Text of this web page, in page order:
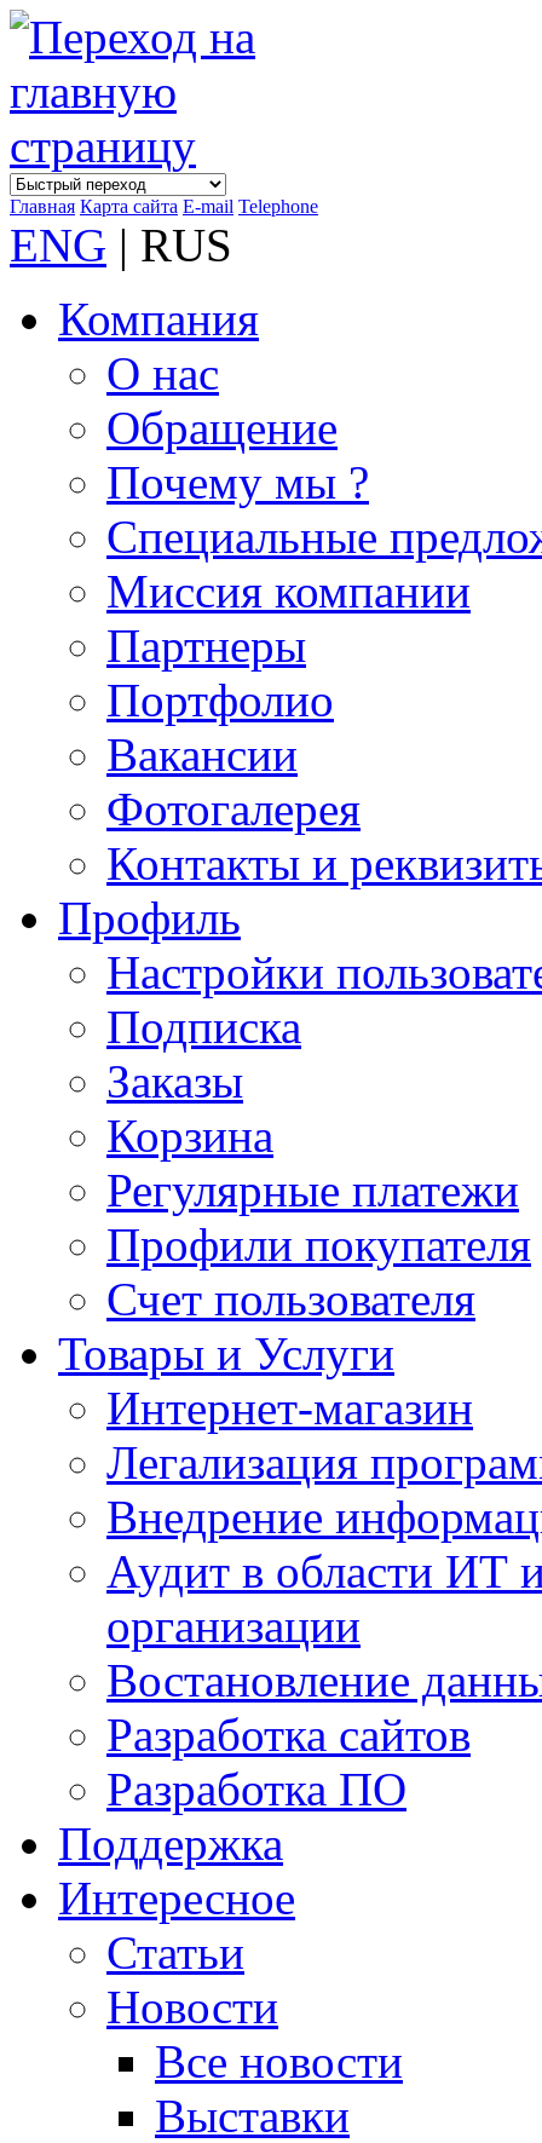
Главная Карта сайта E-mail Telephone
ENG | RUS
Компания
О нас
Обращение
Почему мы ?
Специальные
Миссия компании
Партнеры
Портфолио
Вакансии
Фотогалерея
Контакты и
Профиль
Настройки
Подписка
Заказы
Корзина
Регулярные платежи
Профили покупателя
Счет пользователя
Товары и Услуги
Интернет-магазин
Легализация
Внедрение
Аудит в области ИТ
организации
Востановление
Разработка сайтов
Разработка ПО
Поддержка
Интересное
Статьи
Новости
Все новости
Выставки